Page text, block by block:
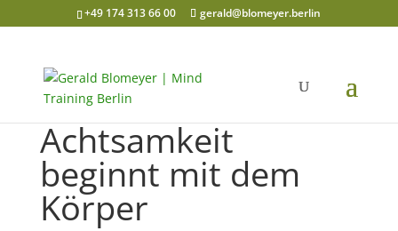
+49 174 313 66 00 gerald@blomeyer.berlin
Achtsamkeit
beginnt mit dem
Körper